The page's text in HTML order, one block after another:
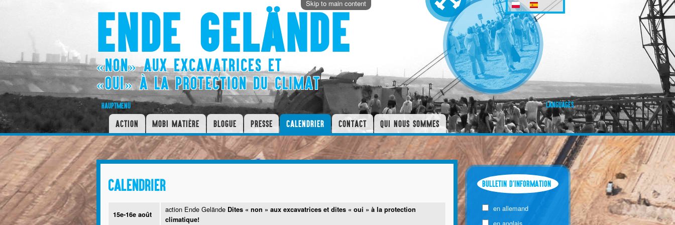
Skip to main content
ENDE GELÄNDE
«NON» AUX EXCAVATRICES ET
«OUI» À LA PROTECTION DU CLIMAT
LANGUAGES
HAUPTMENÜ
ACTION MOBI MATIÈRE BLOGUE PRESSE CALENDRIER CONTACT QUI NOUS SOMMES
CALENDRIER
15e-16e août
action Ende Gelände Dites « non » aux excavatrices et dites « oui » à la protection
climatique!
BULLETIN D'INFORMATION